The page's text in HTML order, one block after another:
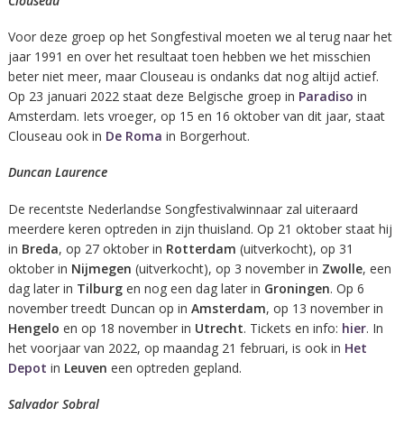
Voor deze groep op het Songfestival moeten we al terug naar het
jaar 1991 en over het resultaat toen hebben we het misschien
beter niet meer, maar Clouseau is ondanks dat nog altijd actief.
Op 23 januari 2022 staat deze Belgische groep in Paradiso in
Amsterdam. Iets vroeger, op 15 en 16 oktober van dit jaar, staat
Clouseau ook in De Roma in Borgerhout.
Duncan Laurence
De recentste Nederlandse Songfestivalwinnaar zal uiteraard
meerdere keren optreden in zijn thuisland. Op 21 oktober staat hij
in Breda, op 27 oktober in Rotterdam (uitverkocht), op 31
oktober in Nijmegen (uitverkocht), op 3 november in Zwolle, een
dag later in Tilburgen nog een dag later in Groningen. Op 6
november treedt Duncan op in Amsterdam, op 13 november in
Hengelo en op 18 november in Utrecht. Tickets en info: hier. In
het voorjaar van 2022, op maandag 21 februari, is ook in Het
Depot in Leuven een optreden gepland.
Salvador Sobral